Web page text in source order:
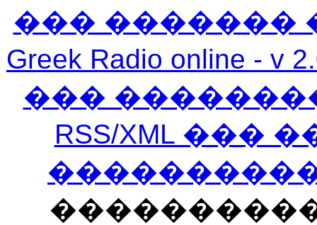
��� �������
Greek Radio
���
RSS/XML